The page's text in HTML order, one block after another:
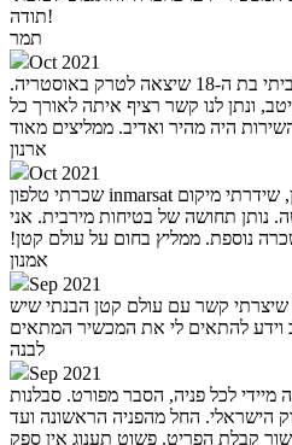
תודה!
תמר
Oct 2021
שכרתי את הטלפון הלוויני עבור ביתי בת ה-18 שיצאה לטרק באוסטריה.
ונתן לנו קשר רציף איתה לאורך כל
ארנון
Oct 2021
שכרתי טלפון inmarsat לשימוש בלב ים, שירות נוח וזמין, שידרתי מיקום
נותן תחושה של בטיחות מירבית. אני
נוספת. ממליץ בחום על עולם קטן!‏
אמנון
Sep 2021
שיצרתי קשר עם עולם קטן הבנתי שיש
וידע להתאים לי את המכשיר המתאים
לבנה
Sep 2021
לכל פניה, הסבר מפורט. סבלנות
הישראלי. החל מהפניה הראשונה ועד
קבלת הפריט. פשוט תענוג אין ספק